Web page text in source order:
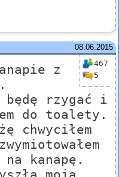
08.06.2015
467
5
z
będę rzygać i
do toalety.
chwyciłem
kanapę.